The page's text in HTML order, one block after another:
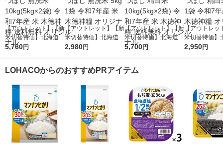
【アウトレット】【新
米切替特価】北海道産
ななつぼし 無洗米 10
料 オリジナル
5,760円
【アウトレット】【新
米切替特価】北海道産
ななつぼし 無洗米 5k
2,980円
【アウトレット】【新
米切替特価】北海道産
ななつぼし 精白米 10
料 オリジナル
5,700円
【アウトレッ
米切替特価】
ななつぼし 精
2,950円
LOHACOからのおすすめPRアイテム